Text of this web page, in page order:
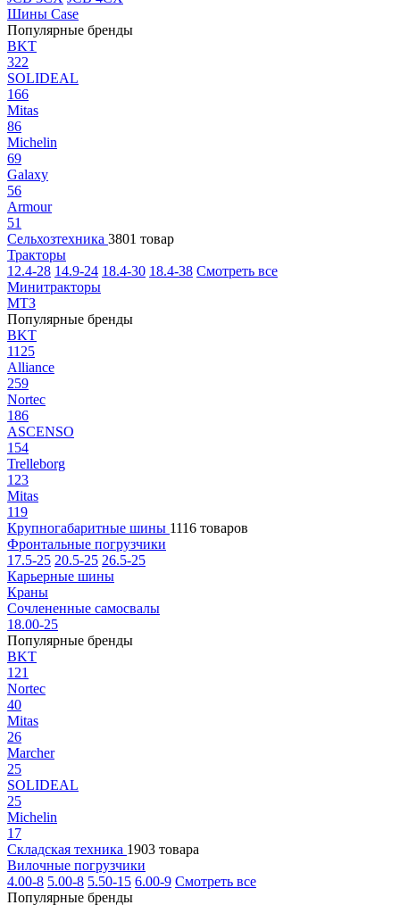
Шины Case
Популярные бренды
BKT
322
SOLIDEAL
166
Mitas
86
Michelin
69
Galaxy
56
Armour
51
Сельхозтехника 3801 товар
Тракторы
12.4-28 14.9-24 18.4-30 18.4-38 Смотреть все
Минитракторы
МТЗ
Популярные бренды
BKT
1125
Alliance
259
Nortec
186
ASCENSO
154
Trelleborg
123
Mitas
119
Крупногабаритные шины 1116 товаров
Фронтальные погрузчики
17.5-25 20.5-25 26.5-25
Карьерные шины
Краны
Сочлененные самосвалы
18.00-25
Популярные бренды
BKT
121
Nortec
40
Mitas
26
Marcher
25
SOLIDEAL
25
Michelin
17
Складская техника 1903 товара
Вилочные погрузчики
4.00-8 5.00-8 5.50-15 6.00-9 Смотреть все
Популярные бренды